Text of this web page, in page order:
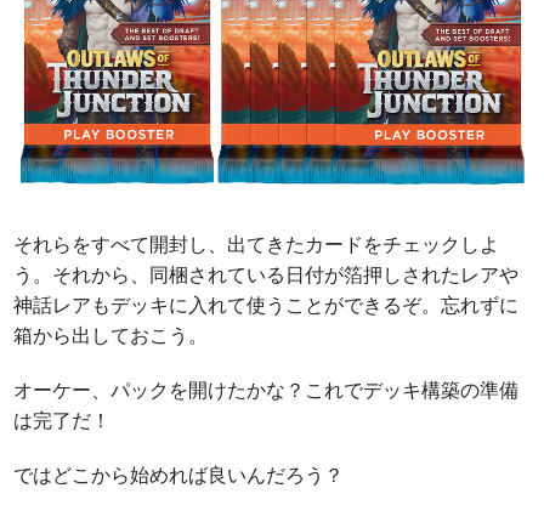
それらをすべて開封し、出てきたカードをチェックしよ
う。それから、同梱されている日付が箔押しされたレアや
神話レアもデッキに入れて使うことができるぞ。忘れずに
箱から出しておこう。
オーケー、パックを開けたかな？これでデッキ構築の準備
は完了だ！
ではどこから始めれば良いんだろう？